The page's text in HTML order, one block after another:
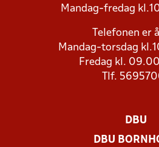
Mandag-fredag
Telefonen er
Mandag-torsdag
Fredag kl.
Tlf.
DBU
DBU